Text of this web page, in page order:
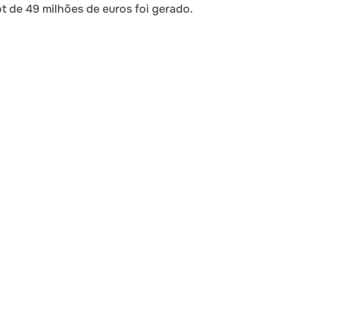
de 49 milhões de euros foi gerado.